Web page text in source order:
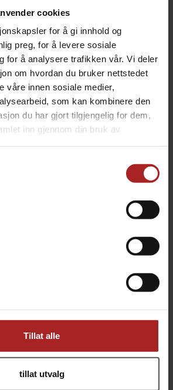
cookies
for å gi innhold og
preg, for å levere sosiale
for å analysere trafikken vår. Vi deler
om hvordan du bruker nettstedet
våre innen sosiale medier,
som kan kombinere den
du har gjort tilgjengelig for dem,
inn gjennom din bruk av
Tillat alle
tillat utvalg
230V
100L BrewZilla False Bottom